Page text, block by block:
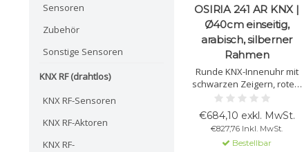
Sensoren
Zubehör
Sonstige Sensoren
KNX RF (drahtlos)
KNX RF-Sensoren
KNX RF-Aktoren
KNX RF-
OSIRIA 241 AR KNX |
Ø40cm einseitig,
arabisch, silberner
Rahmen
Runde KNX-Innenuhr mit
schwarzen Zeigern, rotem
Sekundenzeiger, weißem
Zifferblatt mit arabischen
Zahlen, silbernem
Metallgehäuse und
gewölbtem Plexiglas. Ø 400
€684,10 exkl. MwSt.
€827,76 Inkl. MwSt.
Bestellbar